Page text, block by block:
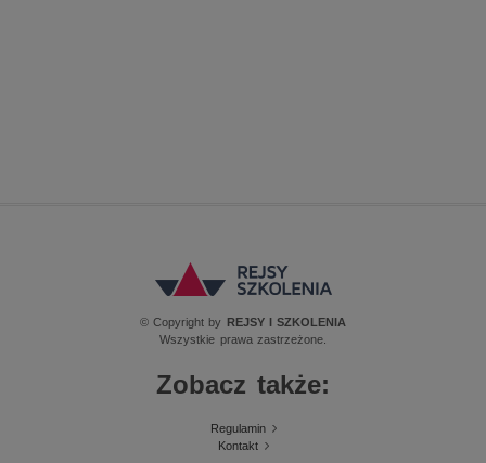
© Copyright by REJSY I SZKOLENIA
Wszystkie prawa zastrzeżone.
Zobacz także:
Regulamin
Kontakt